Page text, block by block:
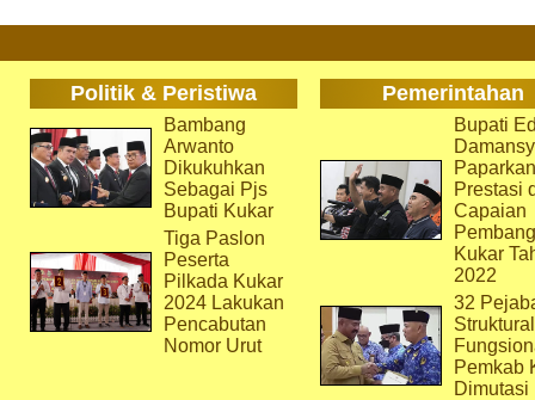
Politik & Peristiwa Pemerintahan
Bambang
Arwanto
Dikukuhkan
Sebagai Pjs
Bupati Kukar
Tiga Paslon
Peserta
Pilkada Kukar
2024 Lakukan
Pencabutan
Nomor Urut
Bupati
Paparkan
Prestasi
Capaian
Kukar
2022
32
Pemkab
Dimutasi